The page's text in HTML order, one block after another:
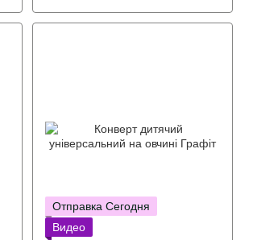
Отправка Сегодня
Видео